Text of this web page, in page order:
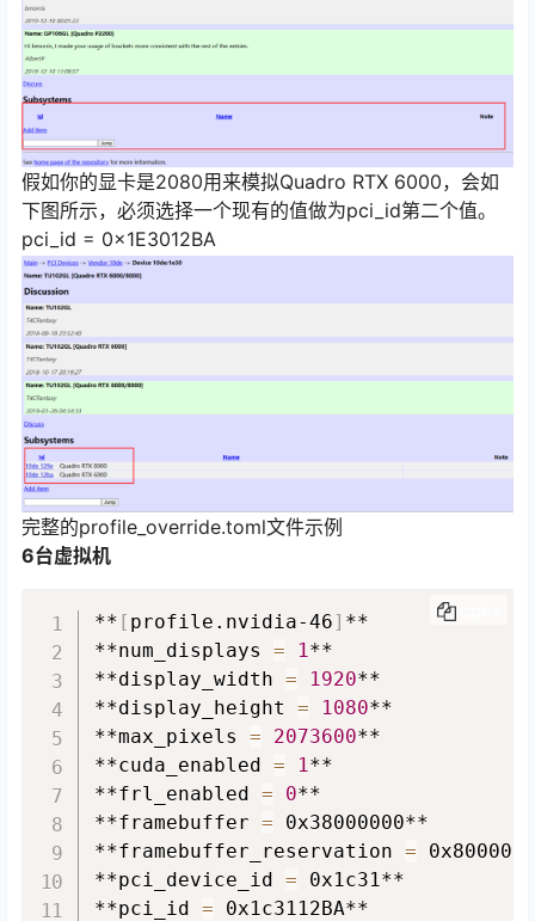
假如你的显卡是2080用来模拟Quadro RTX 6000，会如
下图所示，必须选择一个现有的值做为pci_id第二个值。
pci_id = 0x1E3012BA
完整的profile_override.toml文件示例
6台虚拟机
** [ profile.nvidia-46] **
**num_displays = 1**
**display_width = 1920**
**display_height = 1080**
**max_pixels = 2073600**
**cuda_enabled = 1**
**frl_enabled = 0**
**framebuffer = 0x38000000**
**framebuffer_reservation =
**pci_device_id = 0x1c31**
**pci_id = 0x1c3112BA**